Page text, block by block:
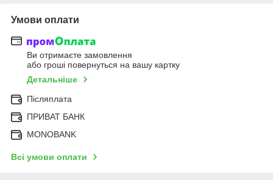
Умови оплати
Ви отримаєте замовлення
або гроші повернуться на вашу картку
Детальніше
Післяплата
ПРИВАТ БАНК
MONOBANK
Всі умови оплати